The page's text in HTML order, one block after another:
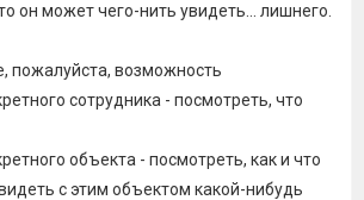
он может чего-нить увидеть... лишнего.
пожалуйста, возможность
сотрудника - посмотреть, что
объекта - посмотреть, как и что
с этим объектом какой-нибудь